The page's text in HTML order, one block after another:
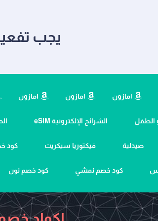
يجب
امازون امازون امازون
الطفل الشرائح الإلكترونية eSIM
صيدلية فيكتوريا سيكريت كود
كود خصم نمشي كود خصم نون